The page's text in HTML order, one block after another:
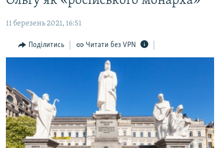
до
основної
навігації
Перейти
до
БЛОГИ
ПОГЛЯД
СПЕЦПРОЕКТИ
ДЕПОРТАЦІЯ
ВІДЕОУРОКИ «ELIFBE»
ЯК ОБІЙТИ БЛОКУВАННЯ
Русский
11 березень 2021, 16:51
Поділитись Читати без VPN